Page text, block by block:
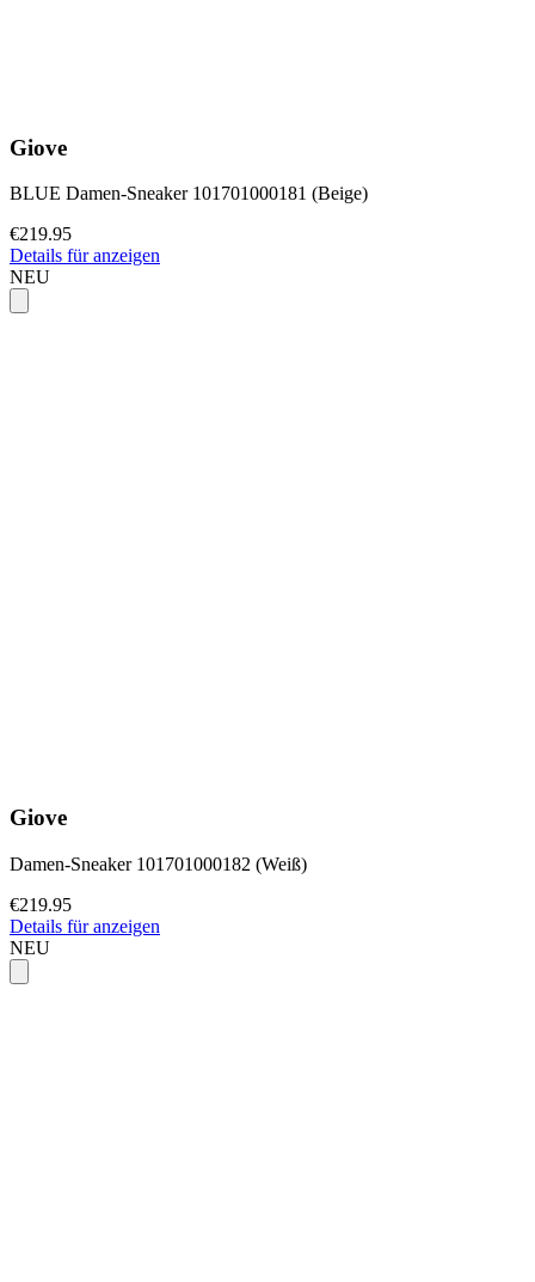
Giove
BLUE Damen-Sneaker 101701000181 (Beige)
€219.95
Details für anzeigen
NEU
Giove
Damen-Sneaker 101701000182 (Weiß)
€219.95
Details für anzeigen
NEU